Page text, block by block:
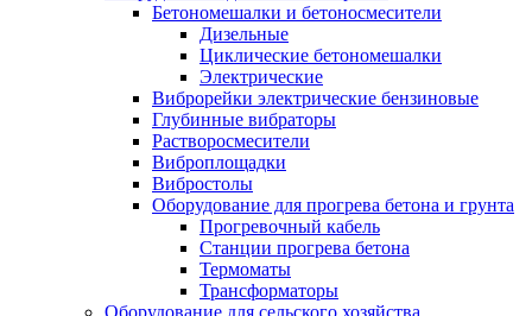
Бетономешалки и бетоносмесители
Дизельные
Циклические бетономешалки
Электрические
Виброрейки электрические бензиновые
Глубинные вибраторы
Растворосмесители
Виброплощадки
Вибростолы
Оборудование для прогрева бетона и грунта
Прогревочный кабель
Станции прогрева бетона
Термоматы
Трансформаторы
Оборудование для сельского хозяйства